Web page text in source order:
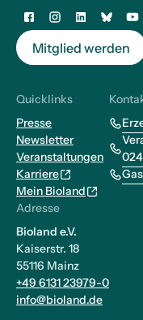
Mitglied werden
Quicklinks
Presse
Newsletter
Veranstaltungen
Karriere
Mein Bioland
Adresse
Bioland e.V.
Kaiserstr. 18
55116 Mainz
+49 6131 23979-0
info@bioland.de